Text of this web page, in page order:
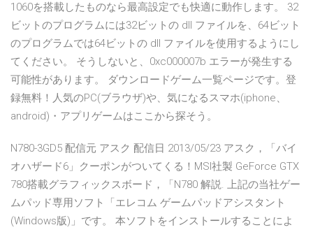
1060を搭載したものなら最高設定でも快適に動作します。 32
ビットのプログラムには32ビットの dll ファイルを、64ビット
のプログラムでは64ビットの dll ファイルを使用するようにし
てください。 そうしないと、0xc000007b エラーが発生する
可能性があります。 ダウンロードゲーム一覧ページです。登
録無料！人気のPC(ブラウザ)や、気になるスマホ(iphone、
android)・アプリゲームはここから探そう。
N780-3GD5 配信元 アスク 配信日 2013/05/23 アスク，「バイ
オハザード6」クーポンがついてくる！MSI社製 GeForce GTX
780搭載グラフィックスボード，「N780 解説. 上記の当社ゲー
ムパッド専用ソフト「エレコム ゲームパッドアシスタント
(Windows版)」です。 本ソフトをインストールすることによ